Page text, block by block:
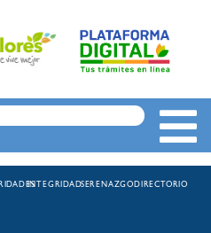
INTEGRIDADSERENAZGODIRECTORIO